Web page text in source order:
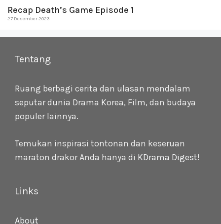
Recap Death’s Game Episode 1
27 Desember 2023
Tentang
Ruang berbagi cerita dan ulasan mendalam
seputar dunia Drama Korea, Film, dan budaya
populer lainnya.
Temukan inspirasi tontonan dan keseruan
maraton drakor Anda hanya di KDrama Digest!
Links
About